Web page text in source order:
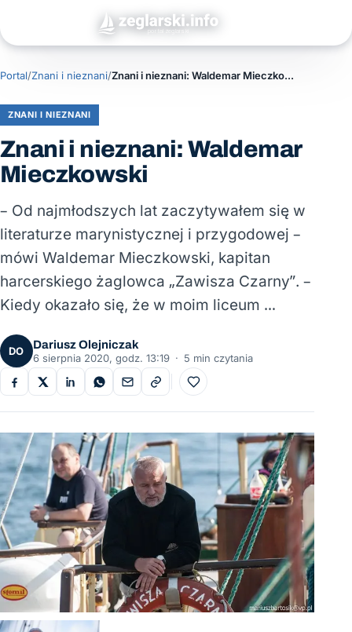
Portal/Znani i nieznani/ Znani i nieznani: Waldemar Mieczkowski
ZNANI I NIEZNANI
Znani i nieznani: Waldemar
Mieczkowski
– Od najmłodszych lat zaczytywałem się w
literaturze marynistycznej i przygodowej –
mówi Waldemar Mieczkowski, kapitan
harcerskiego żaglowca „Zawisza Czarny”. –
Kiedy okazało się, że w moim liceum …
DO
Dariusz Olejniczak
6 sierpnia 2020, godz. 13:19 · 5 min czytania
Do ulubionych